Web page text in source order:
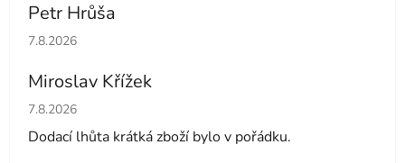
Petr Hrůša
Hodnocení obchodu je 5 z 5 hvězdiček.
7.8.2026
Miroslav Křížek
Hodnocení obchodu je 5 z 5 hvězdiček.
7.8.2026
Dodací lhůta krátká zboží bylo v pořádku.